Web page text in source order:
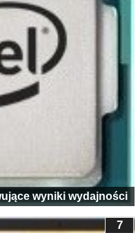
wyniki wydajności
7